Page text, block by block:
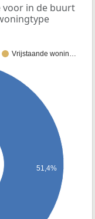
voor in de buurt
Vrijstaande wonin…
51,4%